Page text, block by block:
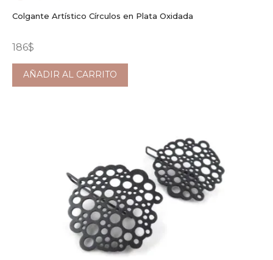
Colgante Artístico Círculos en Plata Oxidada
186$
AÑADIR AL CARRITO